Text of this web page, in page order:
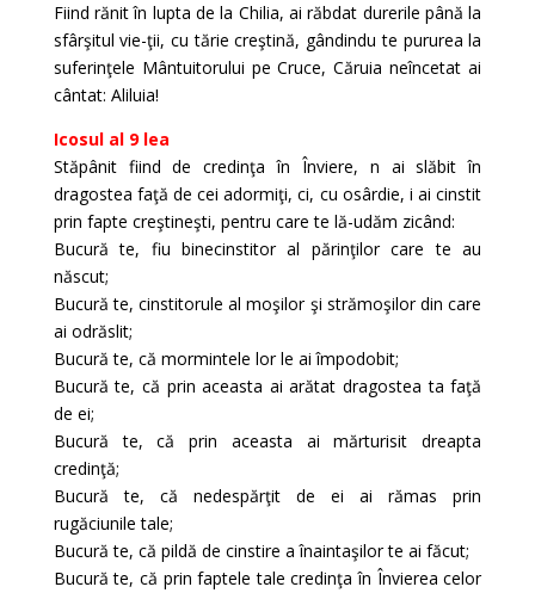
Fiind rănit în lupta de la Chilia, ai răbdat durerile până la
sfârşitul vie-ţii, cu tărie creştină, gândindu te pururea la
suferinţele Mântuitorului pe Cruce, Căruia neîncetat ai
cântat: Aliluia!
Icosul al 9 lea
Stăpânit fiind de credinţa în Înviere, n ai slăbit în
dragostea faţă de cei adormiţi, ci, cu osârdie, i ai cinstit
prin fapte creştineşti, pentru care te lă-udăm zicând:
Bucură te, fiu binecinstitor al părinţilor care te au
născut;
Bucură te, cinstitorule al moşilor şi strămoşilor din care
ai odrăslit;
Bucură te, că mormintele lor le ai împodobit;
Bucură te, că prin aceasta ai arătat dragostea ta faţă
de ei;
Bucură te, că prin aceasta ai mărturisit dreapta
credinţă;
Bucură te, că nedespărţit de ei ai rămas prin
rugăciunile tale;
Bucură te, că pildă de cinstire a înaintaşilor te ai făcut;
Bucură te, că prin faptele tale credinţa în Învierea celor